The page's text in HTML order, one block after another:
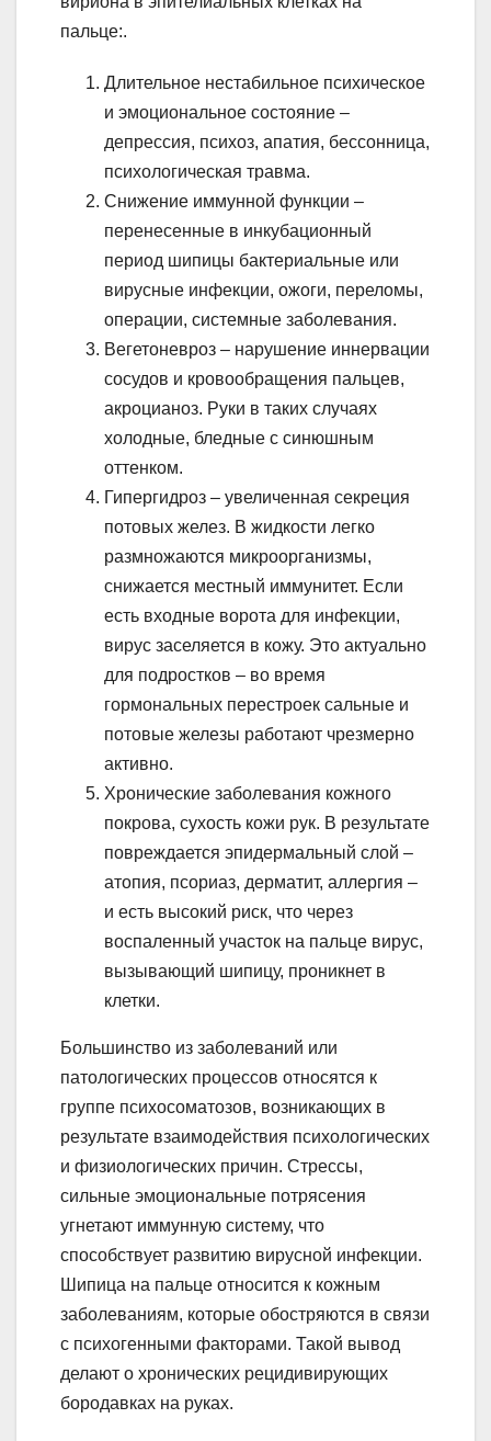
пальце:.
Длительное нестабильное психическое
и эмоциональное состояние –
депрессия, психоз, апатия, бессонница,
психологическая травма.
Снижение иммунной функции –
перенесенные в инкубационный
период шипицы бактериальные или
вирусные инфекции, ожоги, переломы,
операции, системные заболевания.
Вегетоневроз – нарушение иннервации
сосудов и кровообращения пальцев,
акроцианоз. Руки в таких случаях
холодные, бледные с синюшным
оттенком.
Гипергидроз – увеличенная секреция
потовых желез. В жидкости легко
размножаются микроорганизмы,
снижается местный иммунитет. Если
есть входные ворота для инфекции,
вирус заселяется в кожу. Это актуально
для подростков – во время
гормональных перестроек сальные и
потовые железы работают чрезмерно
активно.
Хронические заболевания кожного
покрова, сухость кожи рук. В результате
повреждается эпидермальный слой –
атопия, псориаз, дерматит, аллергия –
и есть высокий риск, что через
воспаленный участок на пальце вирус,
вызывающий шипицу, проникнет в
клетки.
Большинство из заболеваний или
патологических процессов относятся к
группе психосоматозов, возникающих в
результате взаимодействия психологических
и физиологических причин. Стрессы,
сильные эмоциональные потрясения
угнетают иммунную систему, что
способствует развитию вирусной инфекции.
Шипица на пальце относится к кожным
заболеваниям, которые обостряются в связи
с психогенными факторами. Такой вывод
делают о хронических рецидивирующих
бородавках на руках.